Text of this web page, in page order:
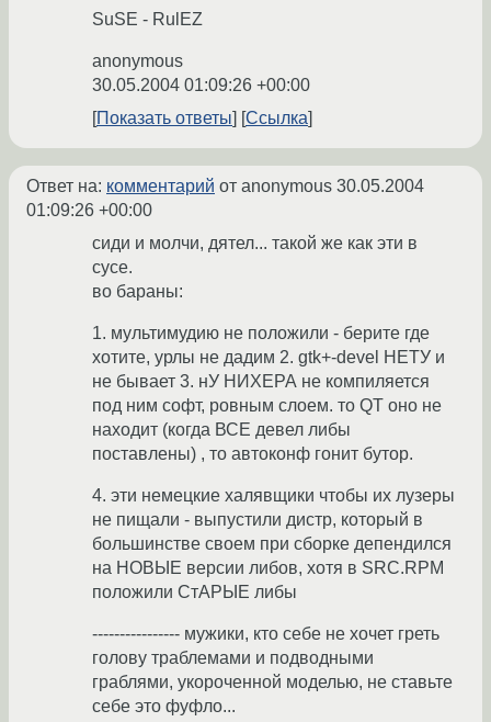
SuSE - RulEZ
anonymous
30.05.2004 01:09:26 +00:00
Показать ответы
Ссылка
Ответ на: комментарий от anonymous 30.05.2004
01:09:26 +00:00
сиди и молчи, дятел... такой же как эти в
сусе.
во бараны:
1. мультимудию не положили - берите где
хотите, урлы не дадим 2. gtk+-devel НЕТУ и
не бывает 3. нУ НИХЕРА не компиляется
под ним софт, ровным слоем. то QT оно не
находит (когда ВСЕ девел либы
поставлены) , то автоконф гонит бутор.
4. эти немецкие халявщики чтобы их лузеры
не пищали - выпустили дистр, который в
большинстве своем при сборке депендился
на НОВЫЕ версии либов, хотя в SRC.RPM
положили СтАРЫЕ либы
---------------- мужики, кто себе не хочет греть
голову траблемами и подводными
граблями, укороченной моделью, не ставьте
себе это фуфло...